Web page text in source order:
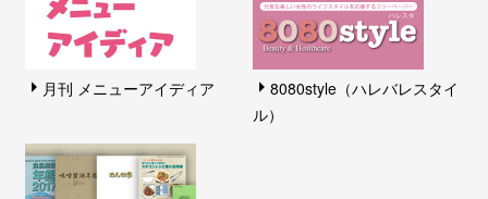
月刊 メニューアイディア
8080style（ハレバレスタイ
ル）